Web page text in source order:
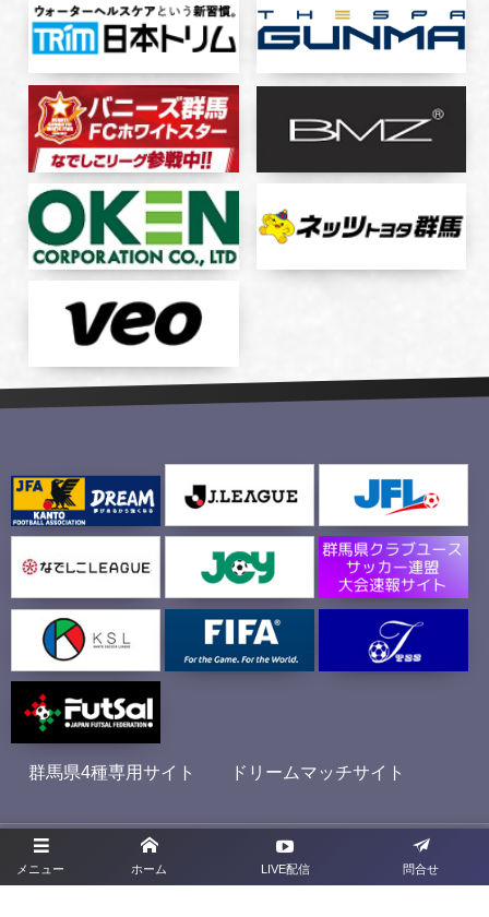
メニュー ホーム LIVE配信 問合せ
群馬県4種専用サイト ドリームマッチサイト
プライバシーポリシー